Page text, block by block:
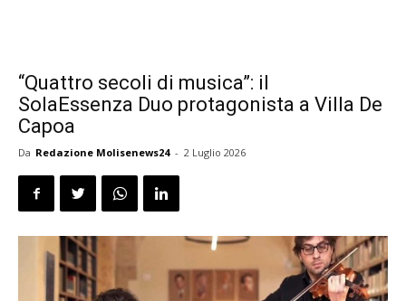
“Quattro secoli di musica”: il
SolaEssenza Duo protagonista a Villa De
Capoa
Da Redazione Molisenews24 - 2 Luglio 2026